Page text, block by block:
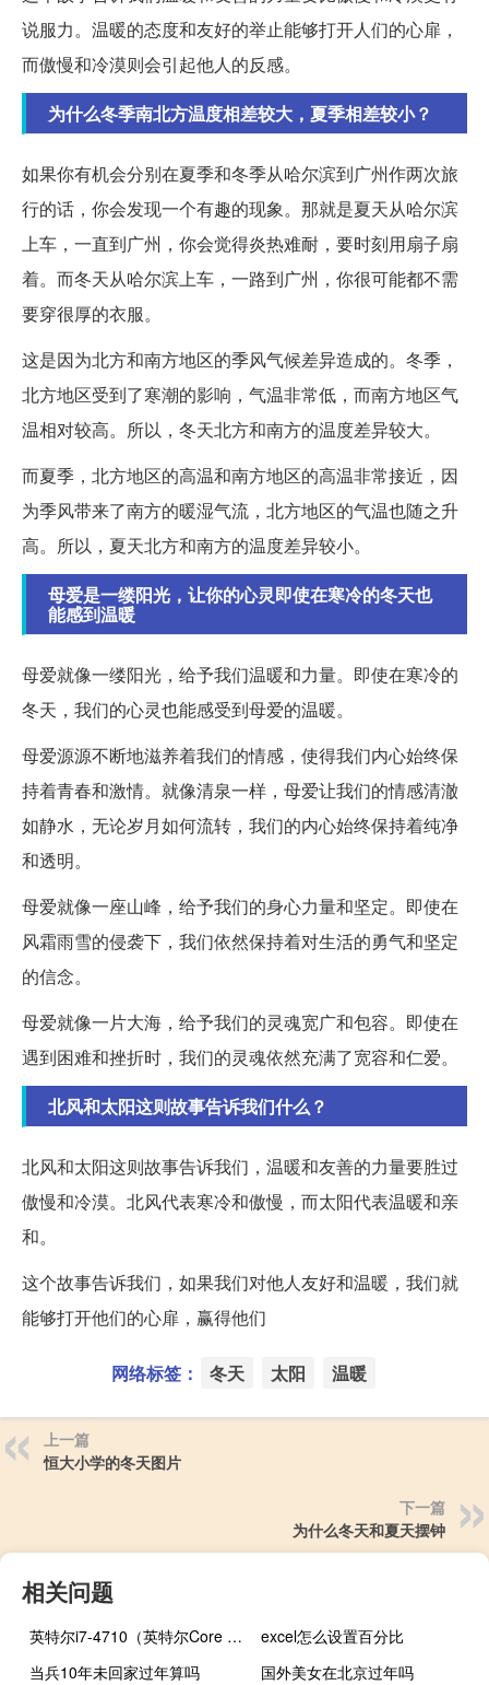
说服力。温暖的态度和友好的举止能够打开人们的心扉，
而傲慢和冷漠则会引起他人的反感。
为什么冬季南北方温度相差较大，夏季相差较小？
如果你有机会分别在夏季和冬季从哈尔滨到广州作两次旅
行的话，你会发现一个有趣的现象。那就是夏天从哈尔滨
上车，一直到广州，你会觉得炎热难耐，要时刻用扇子扇
着。而冬天从哈尔滨上车，一路到广州，你很可能都不需
要穿很厚的衣服。
这是因为北方和南方地区的季风气候差异造成的。冬季，
北方地区受到了寒潮的影响，气温非常低，而南方地区气
温相对较高。所以，冬天北方和南方的温度差异较大。
而夏季，北方地区的高温和南方地区的高温非常接近，因
为季风带来了南方的暖湿气流，北方地区的气温也随之升
高。所以，夏天北方和南方的温度差异较小。
母爱是一缕阳光，让你的心灵即使在寒冷的冬天也
能感到温暖
母爱就像一缕阳光，给予我们温暖和力量。即使在寒冷的
冬天，我们的心灵也能感受到母爱的温暖。
母爱源源不断地滋养着我们的情感，使得我们内心始终保
持着青春和激情。就像清泉一样，母爱让我们的情感清澈
如静水，无论岁月如何流转，我们的内心始终保持着纯净
和透明。
母爱就像一座山峰，给予我们的身心力量和坚定。即使在
风霜雨雪的侵袭下，我们依然保持着对生活的勇气和坚定
的信念。
母爱就像一片大海，给予我们的灵魂宽广和包容。即使在
遇到困难和挫折时，我们的灵魂依然充满了宽容和仁爱。
北风和太阳这则故事告诉我们什么？
北风和太阳这则故事告诉我们，温暖和友善的力量要胜过
傲慢和冷漠。北风代表寒冷和傲慢，而太阳代表温暖和亲
和。
这个故事告诉我们，如果我们对他人友好和温暖，我们就
能够打开他们的心扉，赢得他们
网络标签： 冬天 太阳 温暖
上一篇
恒大小学的冬天图片
下一篇
为什么冬天和夏天摆钟
相关问题
英特尔i7-4710（英特尔Core i7-4770简介）
excel怎么设置百分比
当兵10年未回家过年算吗
国外美女在北京过年吗